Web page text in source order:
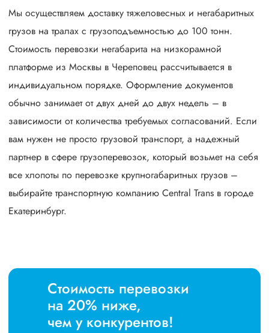
Мы осуществляем доставку тяжеловесных и негабаритных
грузов на тралах с грузоподъемностью до 100 тонн.
Стоимость перевозки негабарита на низкорамной
платформе из Москвы в Череповец рассчитывается в
индивидуальном порядке. Оформление документов
обычно занимает от двух дней до двух недель – в
зависимости от количества требуемых согласований. Если
вам нужен не просто грузовой транспорт, а надежный
партнер в сфере грузоперевозок, который возьмет на себя
все хлопоты по перевозке крупногабаритных грузов –
выбирайте транспортную компанию Central Trans в городе
Екатеринбург.
Стоимость перевозки
на 20% ниже,
чем у конкурентов!